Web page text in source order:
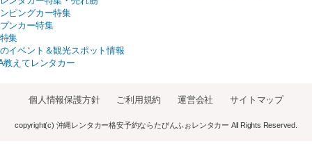
ピングカー特集
ンカー特集
集
イベント＆観光スポット情報
教えてレンタカー
個人情報保護方針 ご利用規約 運営会社 サイトマップ
copyright(c) 沖縄レンタカー格安予約ならたびんふぉレンタカー All Rights Reserved.